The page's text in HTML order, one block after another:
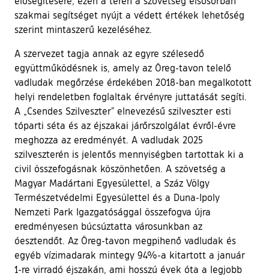
szakmai segítséget nyújt a védett értékek lehetőség
szerint mintaszerű kezeléséhez.
A szervezet tagja annak az egyre szélesedő
együttműködésnek is, amely az Öreg-tavon telelő
vadludak megőrzése érdekében 2018-ban megalkotott
helyi rendeletben foglaltak érvényre juttatását segíti.
A „Csendes Szilveszter” elnevezésű szilveszter esti
tóparti séta és az éjszakai járőrszolgálat évről-évre
meghozza az eredményét. A vadludak 2025
szilveszterén is jelentős mennyiségben tartottak ki a
civil összefogásnak köszönhetően. A szövetség a
Magyar Madártani Egyesülettel, a Száz Völgy
Természetvédelmi Egyesülettel és a Duna-Ipoly
Nemzeti Park Igazgatósággal összefogva újra
eredményesen búcsúztatta városunkban az
óesztendőt. Az Öreg-tavon megpihenő vadludak és
egyéb vízimadarak mintegy 94%-a kitartott a január
1-re virradó éjszakán, ami hosszú évek óta a legjobb